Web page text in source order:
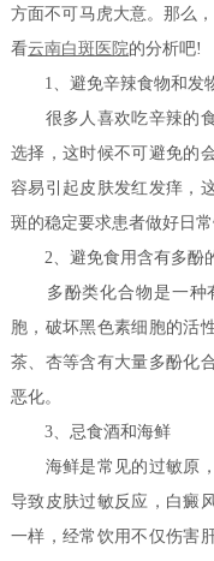
方面不可马虎大意。那么
看云南白斑医院的分析吧!
1、避免辛辣食物和发
很多人喜欢吃辛辣的食
选择，这时候不可避免的
容易引起皮肤发红发痒，
斑的稳定要求患者做好日
2、避免食用含有多酚
多酚类化合物是一种
胞，破坏黑色素细胞的活
茶、杏等含有大量多酚化
恶化。
3、忌食酒和海鲜
海鲜是常见的过敏原，
导致皮肤过敏反应，白癜
一样，经常饮用不仅伤害